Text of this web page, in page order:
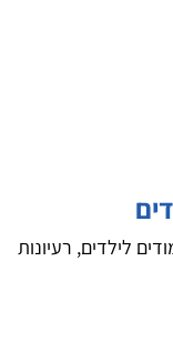
לילדים, רעיונות